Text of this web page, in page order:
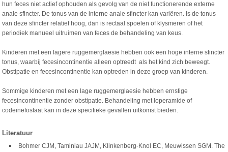
hun feces niet actief ophouden als gevolg van de niet functionerende externe
anale sfincter. De tonus van de interne anale sfincter kan variëren. Is de tonus
van deze sfincter relatief hoog, dan is rectaal spoelen of klysmeren of het
periodiek manueel uitruimen van feces de behandeling van keus.
Kinderen met een lagere ruggemerglaesie hebben ook een hoge interne sfincter
tonus, waarbij fecesincontinentie alleen optreedt als het kind zich beweegt.
Obstipatie en fecesincontinentie kan optreden in deze groep van kinderen.
Sommige kinderen met een lage ruggemerglaesie hebben ernstige
fecesincontinentie zonder obstipatie. Behandeling met loperamide of
codeïnefosfaat kan in deze specifieke gevallen uitkomst bieden.
Literatuur
Bohmer CJM, Taminiau JAJM, Klinkenberg-Knol EC, Meuwissen SGM. The